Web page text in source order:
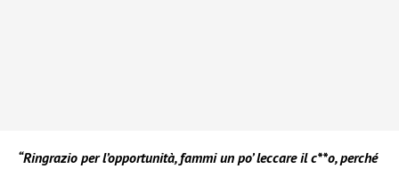
“Ringrazio per l’opportunità, fammi un po’ leccare il c**o, perché